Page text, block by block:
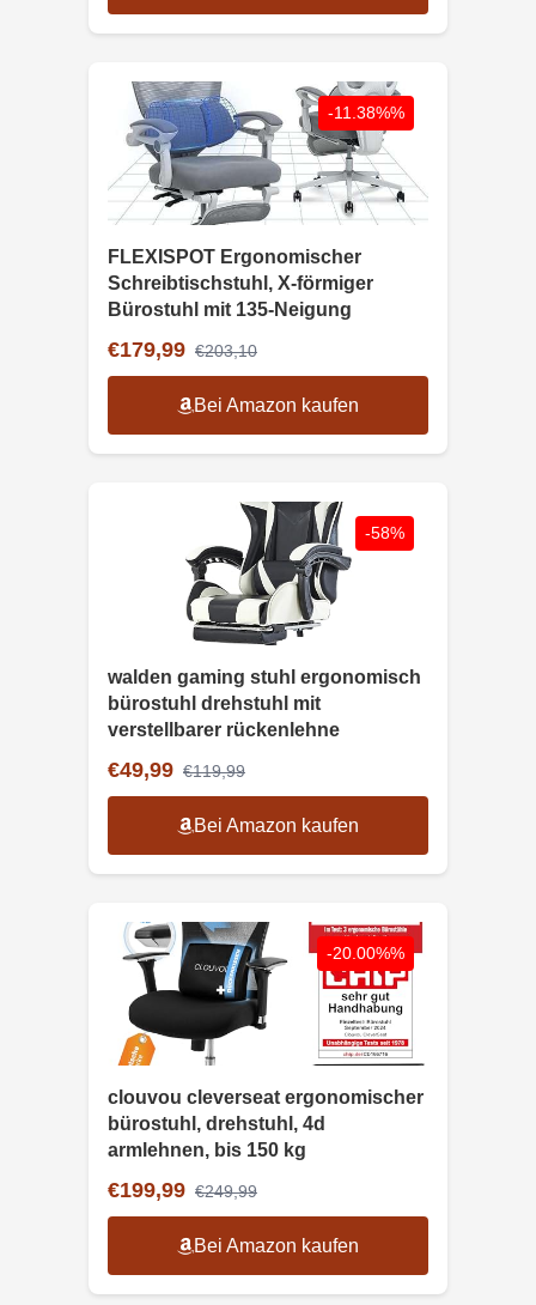
-11.38%%
FLEXISPOT Ergonomischer
Schreibtischstuhl, X-förmiger
Bürostuhl mit 135-Neigung
€179,99 €203,10
Bei Amazon kaufen
-58%
walden gaming stuhl ergonomisch
bürostuhl drehstuhl mit
verstellbarer rückenlehne
€49,99 €119,99
Bei Amazon kaufen
-20.00%%
clouvou cleverseat ergonomischer
bürostuhl, drehstuhl, 4d
armlehnen, bis 150 kg
€199,99 €249,99
Bei Amazon kaufen